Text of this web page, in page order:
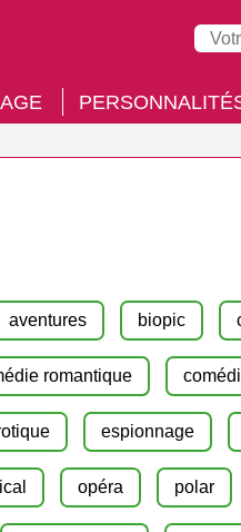
aventures biopic
romantique
espionnage
opéra polar